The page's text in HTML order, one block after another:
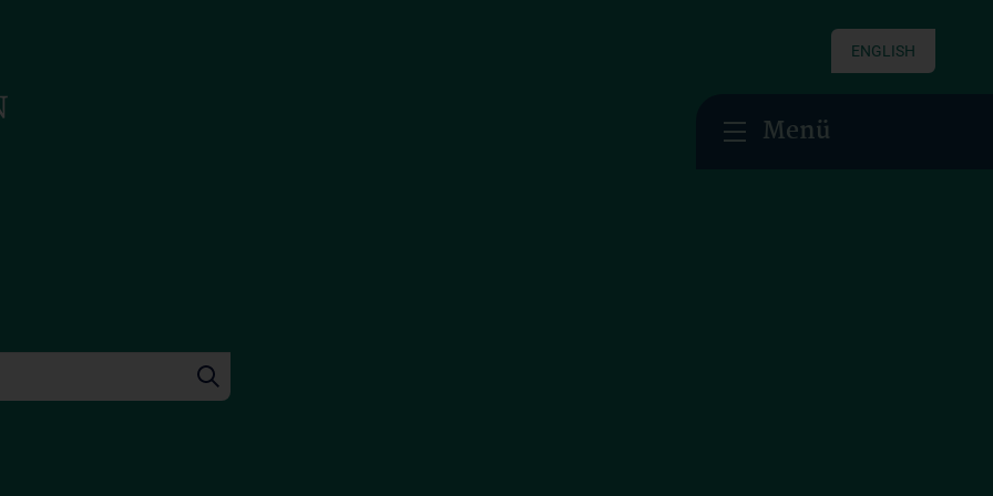
ENGLISH
Menü